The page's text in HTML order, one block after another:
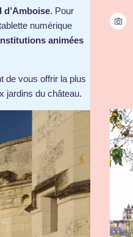
d’Amboise. Pour
numérique
animées
de vous offrir la plus
jardins du château.